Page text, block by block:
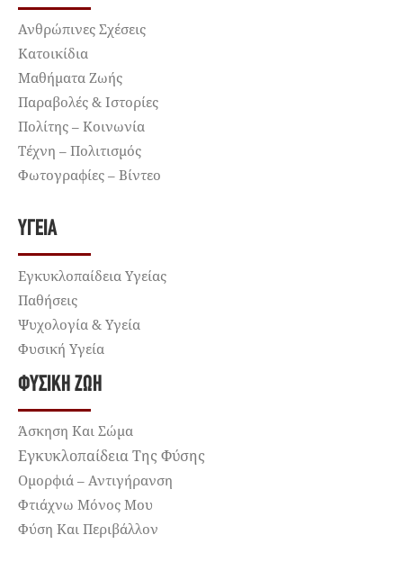
Ανθρώπινες Σχέσεις
Κατοικίδια
Μαθήματα Ζωής
Παραβολές & Ιστορίες
Πολίτης – Κοινωνία
Τέχνη – Πολιτισμός
Φωτογραφίες – Βίντεο
ΥΓΕΊΑ
Εγκυκλοπαίδεια Υγείας
Παθήσεις
Ψυχολογία & Υγεία
Φυσική Υγεία
ΦΥΣΙΚΉ ΖΩΉ
Άσκηση Και Σώμα
Εγκυκλοπαίδεια Της Φύσης
Ομορφιά – Αντιγήρανση
Φτιάχνω Μόνος Μου
Φύση Και Περιβάλλον